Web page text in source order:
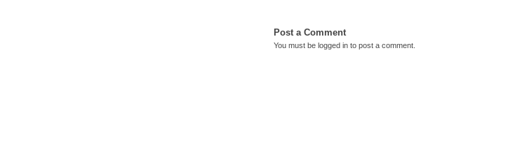
Post a Comment
You must be logged in to post a comment.